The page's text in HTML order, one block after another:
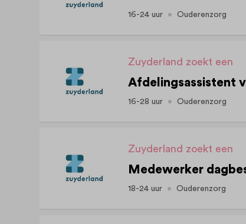
16-24 uur Ouderenzorg
Zuyderland zoekt een
Afdelingsassistent
16-28 uur Ouderenzorg
Zuyderland zoekt een
18-24 uur Ouderenzorg